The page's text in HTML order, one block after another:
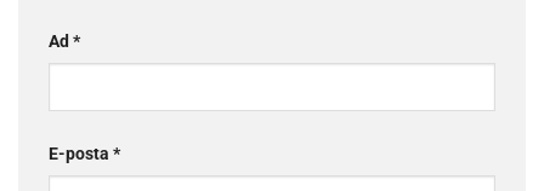
Ad *
E-posta *